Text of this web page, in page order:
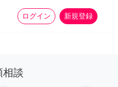
ログイン 新規登録
家事 more_horiz
相談